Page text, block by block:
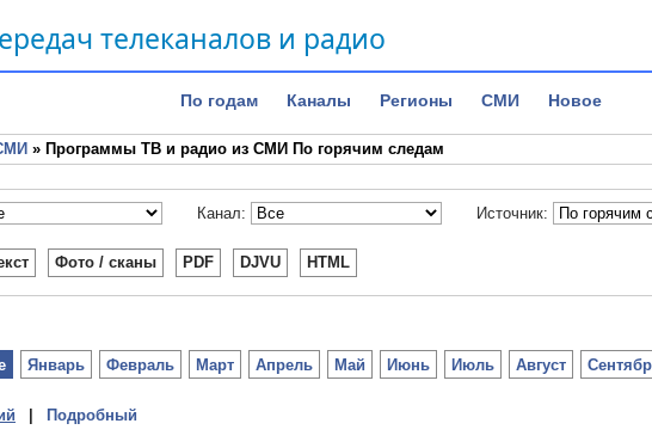
телеканалов и радио
По годам Каналы Регионы СМИ Новое
» Программы ТВ и радио из СМИ По горячим следам
Канал: Источник:
Фото / сканы PDF DJVU HTML
Январь Февраль Март Апрель Май Июнь Июль Август
Подробный